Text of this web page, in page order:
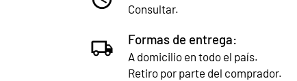
Consultar.
Formas de entrega:
A domicilio en todo el país.
Retiro por parte del comprador.